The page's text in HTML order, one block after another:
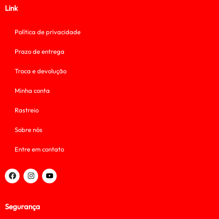
Link
Política de privacidade
Prazo de entrega
Troca e devolução
Minha conta
Rastreio
Sobre nós
Entre em contato
Segurança